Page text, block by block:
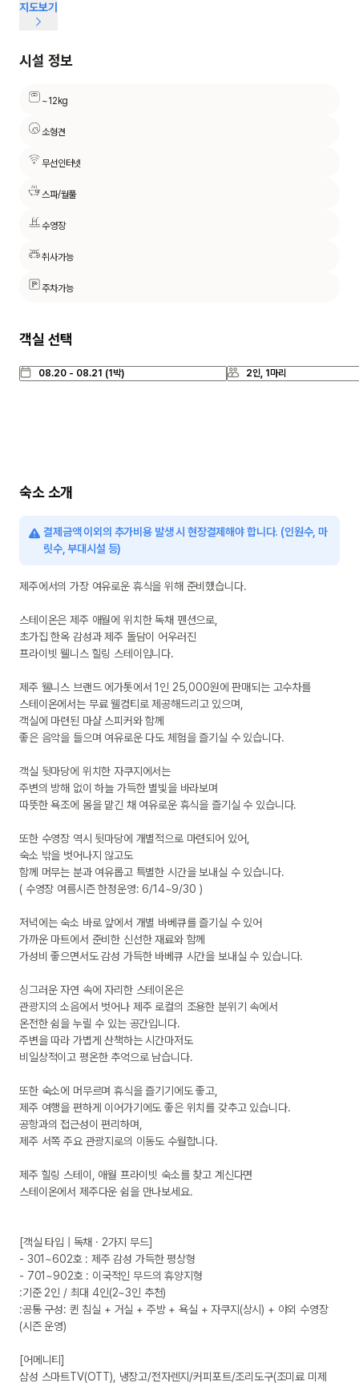
지도보기
시설 정보
~12kg
소형견
무선인터넷
스파/월풀
수영장
취사가능
주차가능
객실 선택
숙소 소개
결제금액 이외의 추가비용 발생 시 현장결제해야 합니다. (인원수, 마
릿수, 부대시설 등)
제주에서의 가장 여유로운 휴식을 위해 준비했습니다.
스테이온은 제주 애월에 위치한 독채 펜션으로,
초가집 한옥 감성과 제주 돌담이 어우러진
프라이빗 웰니스 힐링 스테이입니다.
제주 웰니스 브랜드 에가톳에서 1인 25,000원에 판매되는 고수차를
스테이온에서는 무료 웰컴티로 제공해드리고 있으며,
객실에 마련된 마샬 스피커와 함께
좋은 음악을 들으며 여유로운 다도 체험을 즐기실 수 있습니다.
객실 뒷마당에 위치한 자쿠지에서는
주변의 방해 없이 하늘 가득한 별빛을 바라보며
따뜻한 욕조에 몸을 맡긴 채 여유로운 휴식을 즐기실 수 있습니다.
또한 수영장 역시 뒷마당에 개별적으로 마련되어 있어,
숙소 밖을 벗어나지 않고도
함께 머무는 분과 여유롭고 특별한 시간을 보내실 수 있습니다.
( 수영장 여름시즌 한정운영: 6/14~9/30 )
저녁에는 숙소 바로 앞에서 개별 바베큐를 즐기실 수 있어
가까운 마트에서 준비한 신선한 재료와 함께
가성비 좋으면서도 감성 가득한 바베큐 시간을 보내실 수 있습니다.
싱그러운 자연 속에 자리한 스테이온은
관광지의 소음에서 벗어나 제주 로컬의 조용한 분위기 속에서
온전한 쉼을 누릴 수 있는 공간입니다.
주변을 따라 가볍게 산책하는 시간마저도
비일상적이고 평온한 추억으로 남습니다.
또한 숙소에 머무르며 휴식을 즐기기에도 좋고,
제주 여행을 편하게 이어가기에도 좋은 위치를 갖추고 있습니다.
공항과의 접근성이 편리하며,
제주 서쪽 주요 관광지로의 이동도 수월합니다.
제주 힐링 스테이, 애월 프라이빗 숙소를 찾고 계신다면
스테이온에서 제주다운 쉼을 만나보세요.
[객실 타입 | 독채 · 2가지 무드]
- 301~602호 : 제주 감성 가득한 평상형
- 701~902호 : 이국적인 무드의 휴양지형
:기준 2인 / 최대 4인(2~3인 추천)
:공통 구성: 퀸 침실 + 거실 + 주방 + 욕실 + 자쿠지(상시) + 야외 수영장
(시즌 운영)
[어메니티]
삼성 스마트TV(OTT), 냉장고/전자렌지/커피포트/조리도구(조미료 미제